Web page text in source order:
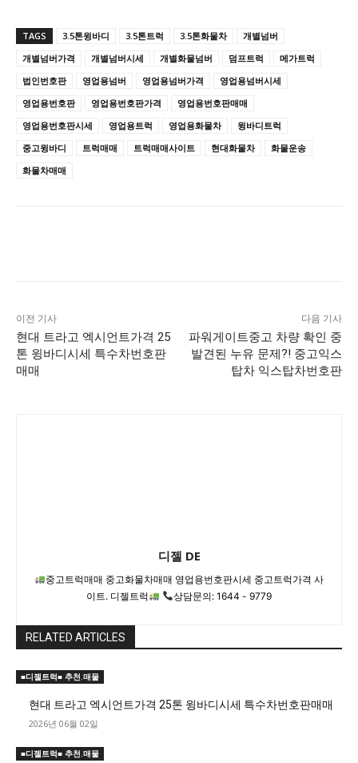
TAGS 3.5톤윙바디 3.5톤트럭 3.5톤화물차
개별넘버
개별넘버가격
개별넘버시세 개별화물넘버 덤프트럭
메가트럭
법인번호판
영업용넘버 영업용넘버가격
영업용넘버시세
영업용번호판
영업용번호판가격
영업용번호판매매
영업용번호판시세
영업용트럭 영업용화물차
윙바디트럭
중고윙바디
트럭매매 트럭매매사이트 현대화물차
화물운송
화물차매매
이전 기사
현대 트라고 엑시언트가격 25
톤 윙바디시세 특수차번호판
매매
다음 기사
파워게이트중고 차량 확인 중
발견된 누유 문제?! 중고익스
탑차 익스탑차번호판
디젤 DE
중고트럭매매 중고화물차매매 영업용번호판시세 중고트럭가격 사
이트. 디젤트럭
상담문의: 1644 - 9779
RELATED ARTICLES
■디젤트럭■ 추천.매물
현대 트라고 엑시언트가격 25톤 윙바디시세 특수차번호판매매
2026년 06월 02일
■디젤트럭■ 추천.매물